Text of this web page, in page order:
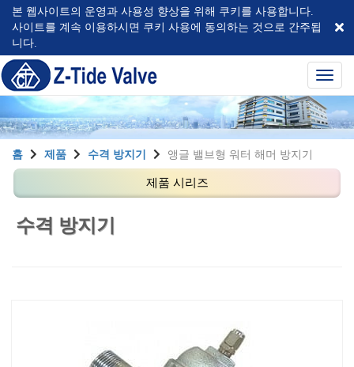
본 웹사이트의 운영과 사용성 향상을 위해 쿠키를 사용합니다.
사이트를 계속 이용하시면 쿠키 사용에 동의하는 것으로 간주됩
니다.
選
單
切
換
홈 제품 수격 방지기 앵글 밸브형 워터 해머 방지기
수격 방지기